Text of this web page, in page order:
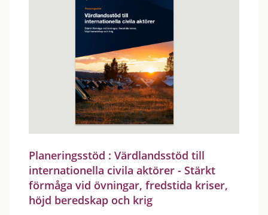
Planeringsstöd : Värdlandsstöd till
internationella civila aktörer - Stärkt
förmåga vid övningar, fredstida kriser,
höjd beredskap och krig